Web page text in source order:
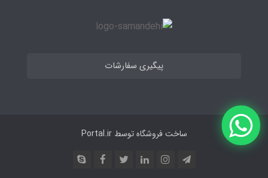
پیگیری سفارشات
ساخت فروشگاه توسطPortal.ir